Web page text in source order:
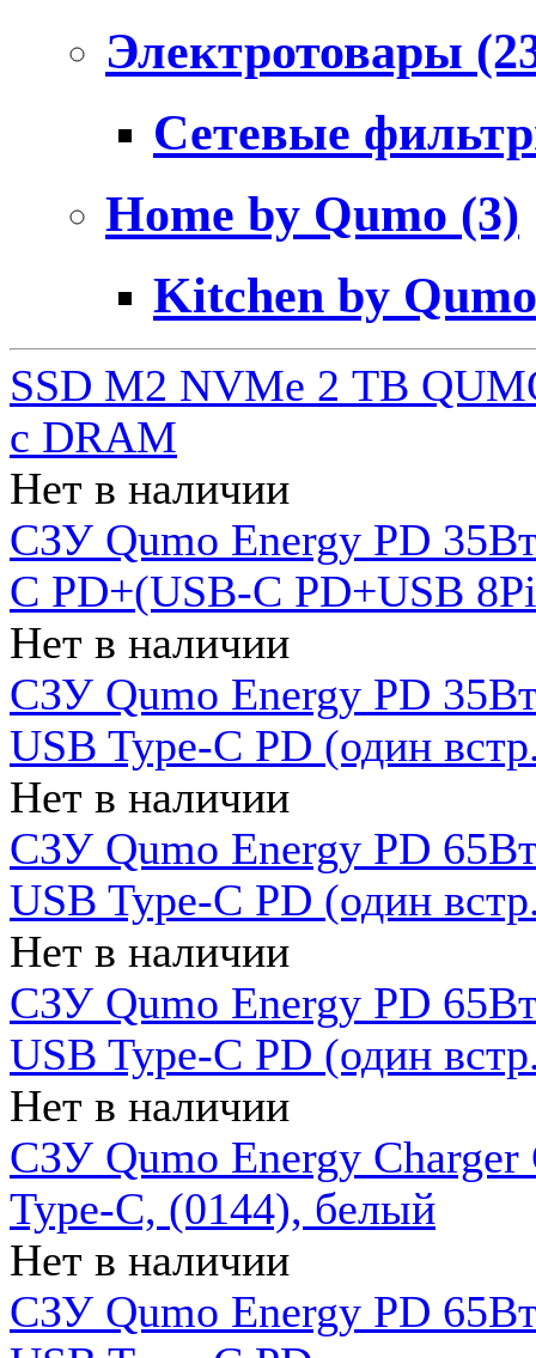
Электротовары
Сетевые
Home by Qumo (3)
Kitchen by
SSD M2 NVMe 2 ТB
c DRAM
Нет в наличии
СЗУ Qumo Energy PD
C PD+(USB-C PD+USB
Нет в наличии
СЗУ Qumo Energy PD
USB Type-C PD (один
Нет в наличии
СЗУ Qumo Energy PD
USB Type-C PD (один
Нет в наличии
СЗУ Qumo Energy PD
USB Type-C PD (один
Нет в наличии
СЗУ Qumo Energy
Type-C, (0144), белый
Нет в наличии
СЗУ Qumo Energy PD